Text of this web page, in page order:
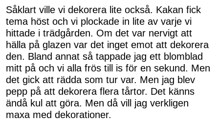
Såklart ville vi dekorera lite också. Kakan fick
tema höst och vi plockade in lite av varje vi
hittade i trädgården. Om det var nervigt att
hälla på glazen var det inget emot att dekorera
den. Bland annat så tappade jag ett blomblad
mitt på och vi alla frös till is för en sekund. Men
det gick att rädda som tur var. Men jag blev
pepp på att dekorera flera tårtor. Det känns
ändå kul att göra. Men då vill jag verkligen
maxa med dekorationer.